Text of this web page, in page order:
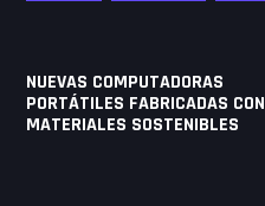
de
entradas
NUEVAS COMPUTADORAS
PORTÁTILES FABRICADAS CON
MATERIALES SOSTENIBLES